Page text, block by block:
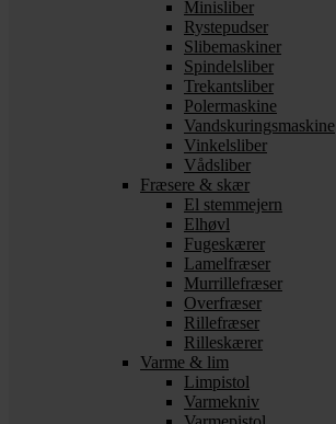
Minisliber
Rystepudser
Slibemaskiner
Spindelsliber
Trekantsliber
Polermaskine
Vandskuringsmaskine
Vinkelsliber
Vådsliber
Fræsere & skær
El stemmejern
Elhøvl
Fugeskærer
Lamelfræser
Murrillefræser
Overfræser
Rillefræser
Rilleskærer
Varme & lim
Limpistol
Varmekniv